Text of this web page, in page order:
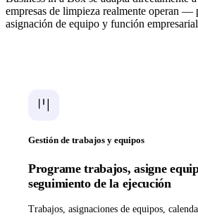
empresas de limpieza realmente operan —
asignación de equipo y función
Gestión de trabajos y equipos
Programe trabajos, asigne
seguimiento de la ejecución
Trabajos, asignaciones de equipos,